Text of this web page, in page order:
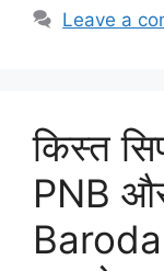
Leave a
किस्त
PNB